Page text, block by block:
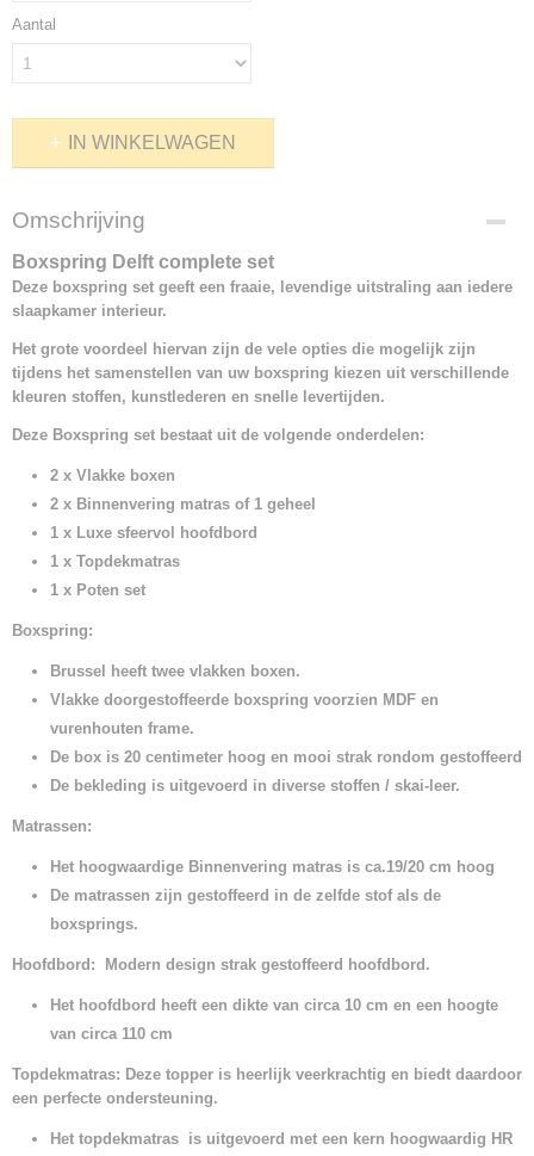
Aantal
IN WINKELWAGEN
Omschrijving
Boxspring Delft complete set
Deze boxspring set geeft een fraaie, levendige uitstraling aan iedere
slaapkamer interieur.
Het grote voordeel hiervan zijn de vele opties die mogelijk zijn
tijdens het samenstellen van uw boxspring kiezen uit verschillende
kleuren stoffen, kunstlederen en snelle levertijden.
Deze Boxspring set bestaat uit de volgende onderdelen:
2 x Vlakke boxen
2 x Binnenvering matras of 1 geheel
1 x Luxe sfeervol hoofdbord
1 x Topdekmatras
1 x Poten set
Boxspring:
Brussel heeft twee vlakken boxen.
Vlakke doorgestoffeerde boxspring voorzien MDF en
vurenhouten frame.
De box is 20 centimeter hoog en mooi strak rondom gestoffeerd
De bekleding is uitgevoerd in diverse stoffen / skai-leer.
Matrassen:
Het hoogwaardige Binnenvering matras is ca.19/20 cm hoog
De matrassen zijn gestoffeerd in de zelfde stof als de
boxsprings.
Hoofdbord: Modern design strak gestoffeerd hoofdbord.
Het hoofdbord heeft een dikte van circa 10 cm en een hoogte
van circa 110 cm
Topdekmatras: Deze topper is heerlijk veerkrachtig en biedt daardoor
een perfecte ondersteuning.
Het topdekmatras is uitgevoerd met een kern hoogwaardig HR